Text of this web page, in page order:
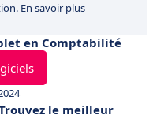
En savoir plus
en Comptabilité
le meilleur